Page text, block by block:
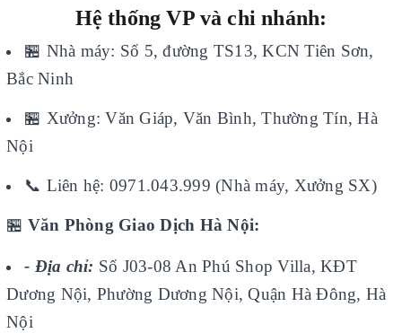
Hệ thống VP và chi nhánh:
🏪 Nhà máy: Số 5, đường TS13, KCN Tiên Sơn,
Bắc Ninh
🏪 Xưởng: Văn Giáp, Văn Bình, Thường Tín, Hà
Nội
📞 Liên hệ: 0971.043.999 (Nhà máy, Xưởng SX)
🏪 Văn Phòng Giao Dịch Hà Nội:
- Địa chỉ: Số J03-08 An Phú Shop Villa, KĐT
Dương Nội, Phường Dương Nội, Quận Hà Đông, Hà
Nội